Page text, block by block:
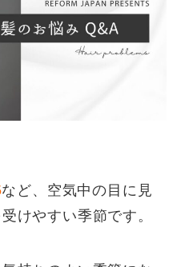
など、空気中の目に見
けやすい季節です。